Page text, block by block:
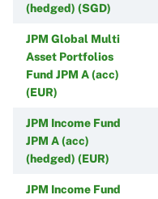
(hedged) (SGD)
JPM Global Multi
Asset Portfolios
Fund JPM A (acc)
(EUR)
JPM Income Fund
JPM A (acc)
(hedged) (EUR)
JPM Income Fund